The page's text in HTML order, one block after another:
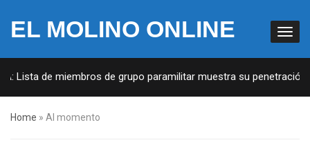
EL MOLINO ONLINE
de miembros de grupo paramilitar muestra su penetración en
Home » Al momento